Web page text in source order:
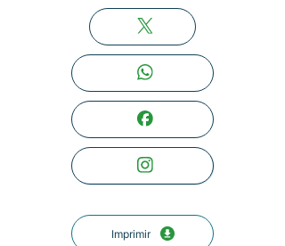
Imprimir